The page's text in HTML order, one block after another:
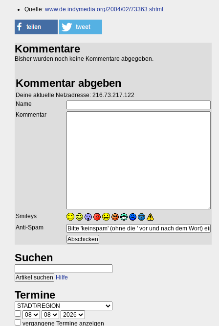
Quelle: www.de.indymedia.org/2004/02/73363.shtml
Kommentare
Bisher wurden noch keine Kommentare abgegeben.
Kommentar abgeben
Deine aktuelle Netzadresse: 216.73.217.122
Name
Kommentar
Smileys
Anti-Spam
Suchen
Hilfe
Termine
vergangene Termine anzeigen